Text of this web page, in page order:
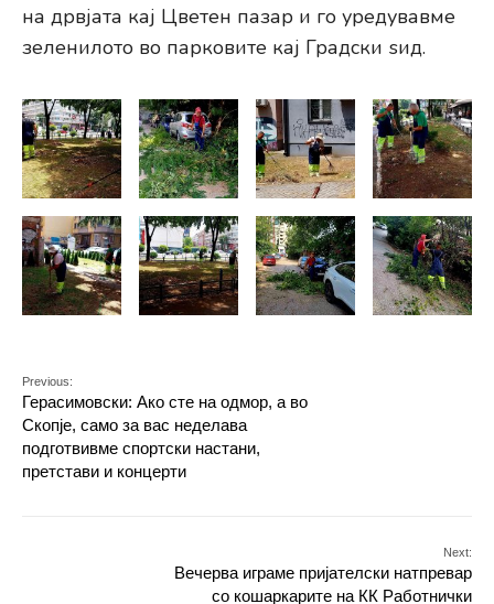
на дрвјата кај Цветен пазар и го уредувавме
зеленилото во парковите кај Градски ѕид.
Previous:
Герасимовски: Ако сте на одмор, а во
Скопје, само за вас неделава
подготвивме спортски настани,
претстави и концерти
Next:
Вечерва играме пријателски натпревар
со кошаркарите на КК Работнички